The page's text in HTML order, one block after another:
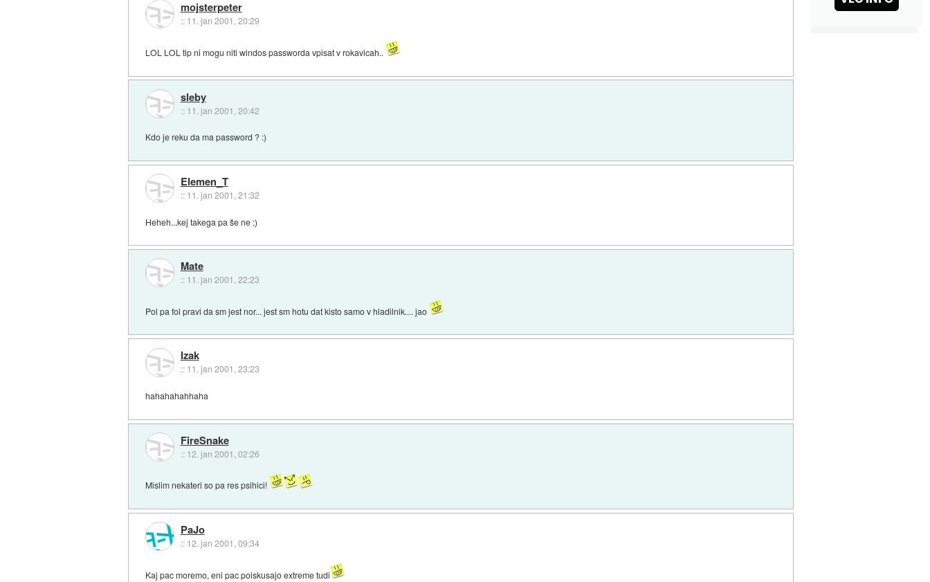
mojsterpeter
:: 11. jan 2001, 20:29
LOL LOL tip ni mogu niti windos passworda vpisat v rokavicah..
sleby
:: 11. jan 2001, 20:42
Kdo je reku da ma password ? :)
Elemen_T
:: 11. jan 2001, 21:32
Heheh...kej takega pa še ne ;)
Mate
:: 11. jan 2001, 22:23
Pol pa fol pravi da sm jest nor... jest sm hotu dat kisto samo v hladilnik.... jao
Izak
:: 11. jan 2001, 23:23
hahahahahhaha
FireSnake
:: 12. jan 2001, 02:26
Mislim nekateri so pa res psihici!
PaJo
:: 12. jan 2001, 09:34
Kaj pac moremo, eni pac poiskusajo extreme tudi